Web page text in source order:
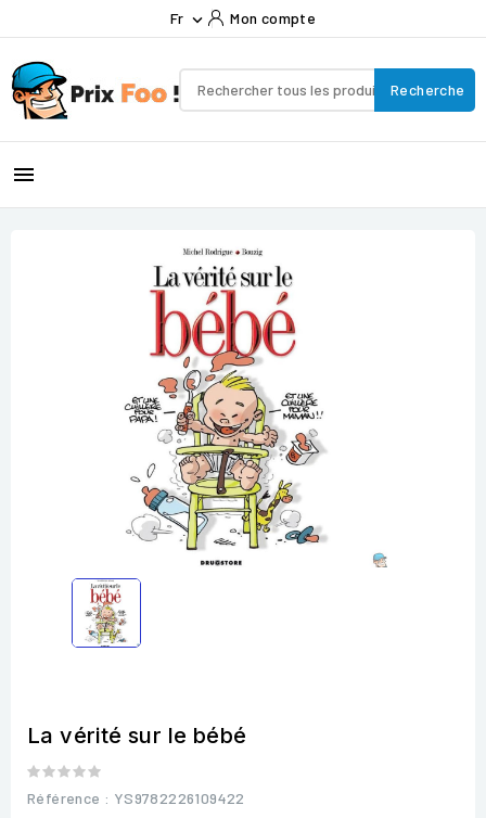
Fr  Mon compte
Recherche

La vérité sur le bébé
Référence : YS9782226109422